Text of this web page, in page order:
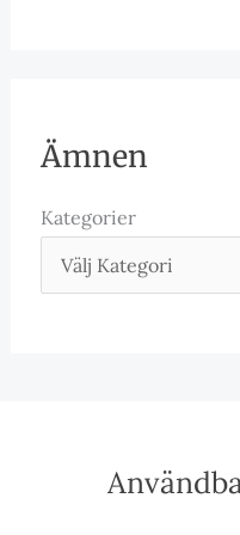
Ämnen
Kategorier